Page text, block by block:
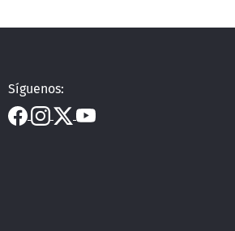
Síguenos: